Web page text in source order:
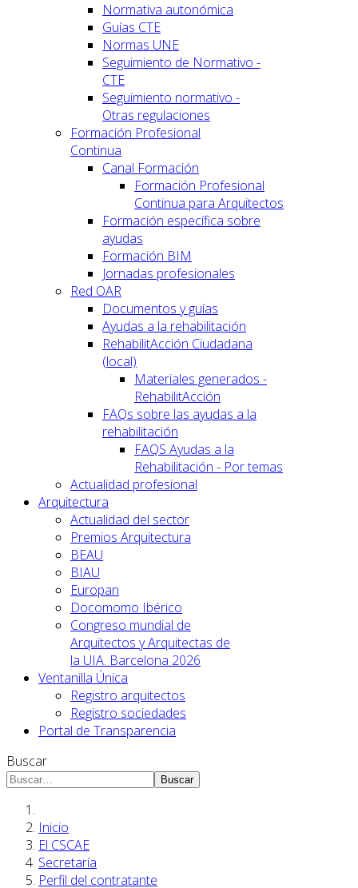
Normativa autonómica
Guías CTE
Normas UNE
Seguimiento de Normativo -
CTE
Seguimiento normativo -
Otras regulaciones
Formación Profesional
Continua
Canal Formación
Formación Profesional
Continua para Arquitectos
Formación específica sobre
ayudas
Formación BIM
Jornadas profesionales
Red OAR
Documentos y guías
Ayudas a la rehabilitación
RehabilitAcción Ciudadana
(local)
Materiales generados -
RehabilitAcción
FAQs sobre las ayudas a la
rehabilitación
FAQS Ayudas a la
Rehabilitación - Por temas
Actualidad profesional
Arquitectura
Actualidad del sector
Premios Arquitectura
BEAU
BIAU
Europan
Docomomo Ibérico
Congreso mundial de
Arquitectos y Arquitectas de
la UIA. Barcelona 2026
Ventanilla Única
Registro arquitectos
Registro sociedades
Portal de Transparencia
Buscar
Buscar
Inicio
El CSCAE
Secretaría
Perfil del contratante